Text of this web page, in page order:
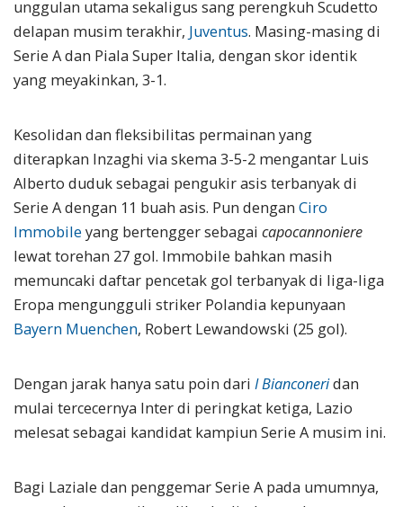
unggulan utama sekaligus sang perengkuh Scudetto
delapan musim terakhir, Juventus. Masing-masing di
Serie A dan Piala Super Italia, dengan skor identik
yang meyakinkan, 3-1.
Kesolidan dan fleksibilitas permainan yang
diterapkan Inzaghi via skema 3-5-2 mengantar Luis
Alberto duduk sebagai pengukir asis terbanyak di
Serie A dengan 11 buah asis. Pun dengan Ciro
Immobile yang bertengger sebagai capocannoniere
lewat torehan 27 gol. Immobile bahkan masih
memuncaki daftar pencetak gol terbanyak di liga-liga
Eropa mengungguli striker Polandia kepunyaan
Bayern Muenchen, Robert Lewandowski (25 gol).
Dengan jarak hanya satu poin dari I Bianconeridan
mulai tercecernya Inter di peringkat ketiga, Lazio
melesat sebagai kandidat kampiun Serie A musim ini.
Bagi Laziale dan penggemar Serie A pada umumnya,